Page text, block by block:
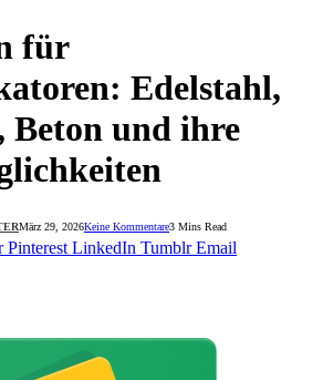
für
Edelstahl,
Beton und ihre
März 29, 2026Keine Kommentare3 Mins Read
Pinterest LinkedIn Tumblr Email